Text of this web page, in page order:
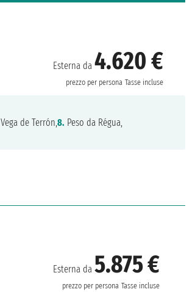
Esterna da4.620 €
prezzo per persona Tasse incluse
Vega de Terrón,8. Peso da Régua,
Esterna da5.875 €
prezzo per persona Tasse incluse